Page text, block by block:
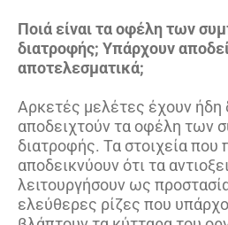
Ποιά είναι τα οφέλη των
διατροφής; Υπάρχουν
αποτελεσματικά;
Αρκετές μελέτες έχουν ήδη
αποδειχτούν τα οφέλη των
διατροφής. Τα στοιχεία που
αποδεικνύουν ότι τα
λειτουργήσουν ως
ελεύθερες ρίζες που